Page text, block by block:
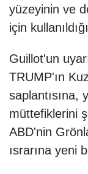
yüzeyinin ve
için
Guillot'un
TRUMP'ın
saplantısına,
müttefiklerini
ABD'nin
ısrarına yeni